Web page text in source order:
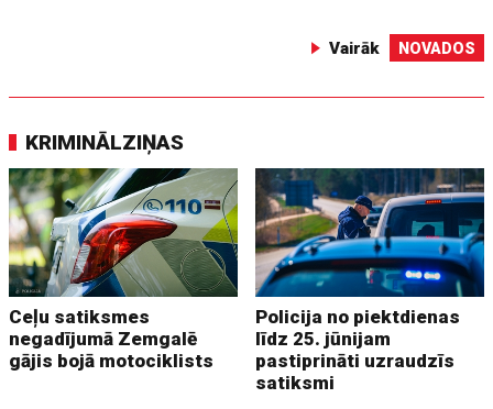
Vairāk NOVADOS
KRIMINĀLZIŅAS
Ceļu satiksmes
negadījumā Zemgalē
gājis bojā motociklists
Policija no piektdienas
līdz 25. jūnijam
pastiprināti uzraudzīs
satiksmi